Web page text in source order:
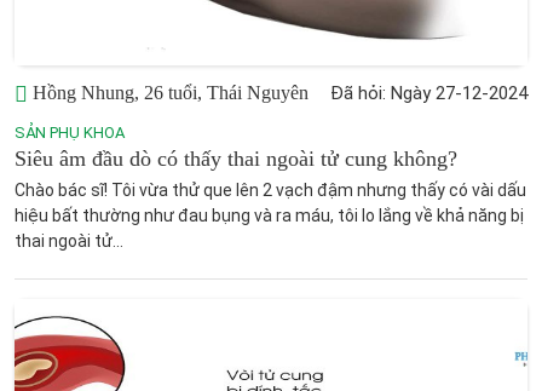
Hồng Nhung, 26 tuổi, Thái Nguyên Đã hỏi: Ngày 27-12-2024
SẢN PHỤ KHOA
Siêu âm đầu dò có thấy thai ngoài tử cung không?
Chào bác sĩ! Tôi vừa thử que lên 2 vạch đậm nhưng thấy có vài dấu
hiệu bất thường như đau bụng và ra máu, tôi lo lắng về khả năng bị
thai ngoài tử...